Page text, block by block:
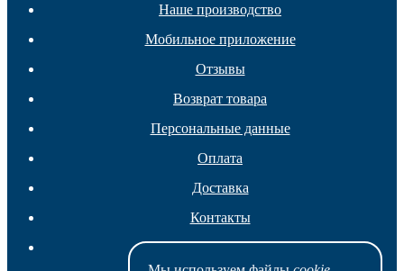
Наше производство
Мобильное приложение
Отзывы
Возврат товара
Персональные данные
Оплата
Доставка
Контакты
Сертификаты